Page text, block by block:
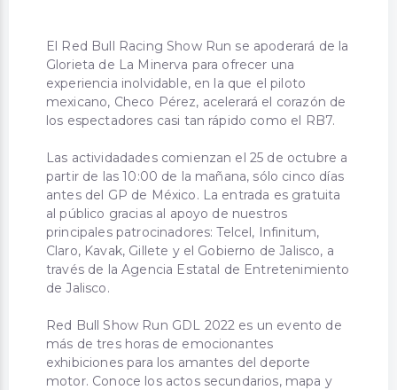
El Red Bull Racing Show Run se apoderará de la
Glorieta de La Minerva para ofrecer una
experiencia inolvidable, en la que el piloto
mexicano, Checo Pérez, acelerará el corazón de
los espectadores casi tan rápido como el RB7.
Las actividadades comienzan el 25 de octubre a
partir de las 10:00 de la mañana, sólo cinco días
antes del GP de México. La entrada es gratuita
al público gracias al apoyo de nuestros
principales patrocinadores: Telcel, Infinitum,
Claro, Kavak, Gillete y el Gobierno de Jalisco, a
través de la Agencia Estatal de Entretenimiento
de Jalisco.
Red Bull Show Run GDL 2022 es un evento de
más de tres horas de emocionantes
exhibiciones para los amantes del deporte
motor. Conoce los actos secundarios, mapa y